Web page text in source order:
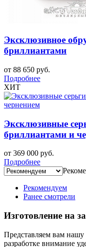
Эксклюзивное
бриллиантами
от 88 650 руб.
Подробнее
ХИТ
Эксклюзивные
бриллиантами и
от 369 000 руб.
Подробнее
Рекомендуем
Ранее смотрели
Изготовление на
Представляем вам
разработке внимание